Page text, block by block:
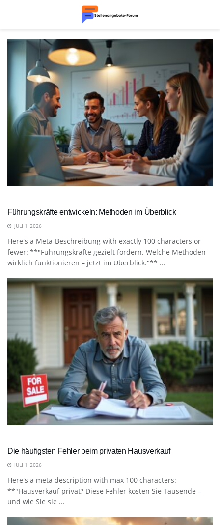
Führungskräfte entwickeln: Methoden im Überblick
JULI 1, 2026
Here's a Meta-Beschreibung with exactly 100 characters or
fewer: **"Führungskräfte gezielt fördern. Welche Methoden
wirklich funktionieren – jetzt im Überblick."** ...
Die häufigsten Fehler beim privaten Hausverkauf
JULI 1, 2026
Here's a meta description with max 100 characters:
**"Hausverkauf privat? Diese Fehler kosten Sie Tausende –
und wie Sie sie ...